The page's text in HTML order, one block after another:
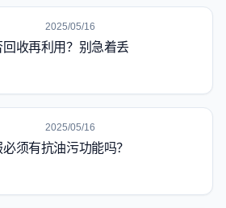
2025/05/16
回收再利用？别急着丢
2025/05/16
须有抗油污功能吗？